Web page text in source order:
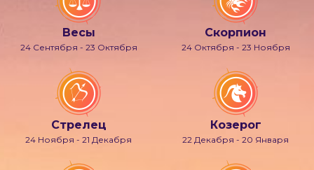
Весы
24 Сентября - 23 Октября
Скорпион
24 Октября - 23 Ноября
Стрелец
24 Ноября - 21 Декабря
Козерог
22 Декабря - 20 Января